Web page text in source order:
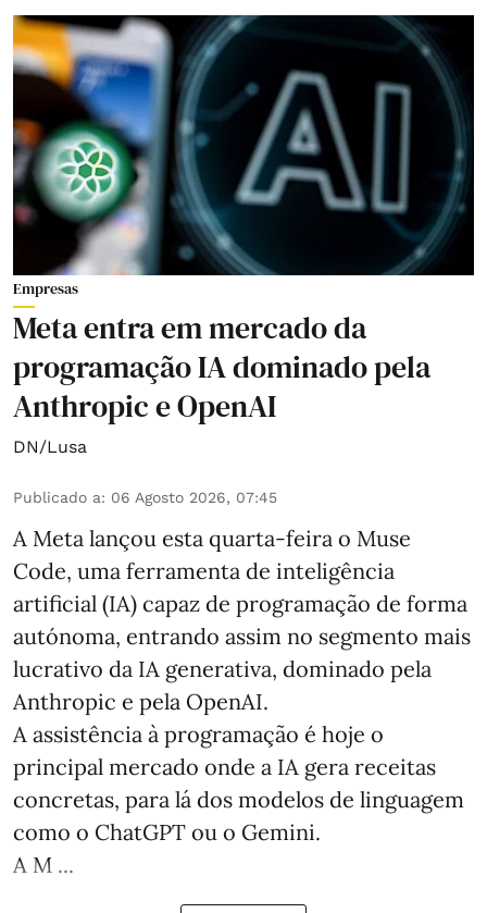
Empresas
Meta entra em mercado da
programação IA dominado pela
Anthropic e OpenAI
DN/Lusa
Publicado a: 06 Agosto 2026, 07:45
A Meta lançou esta quarta-feira o Muse
Code, uma ferramenta de inteligência
artificial (IA) capaz de programação de forma
autónoma, entrando assim no segmento mais
lucrativo da IA generativa, dominado pela
Anthropic e pela OpenAI.
A assistência à programação é hoje o
principal mercado onde a IA gera receitas
concretas, para lá dos modelos de linguagem
como o ChatGPT ou o Gemini.
A M ...